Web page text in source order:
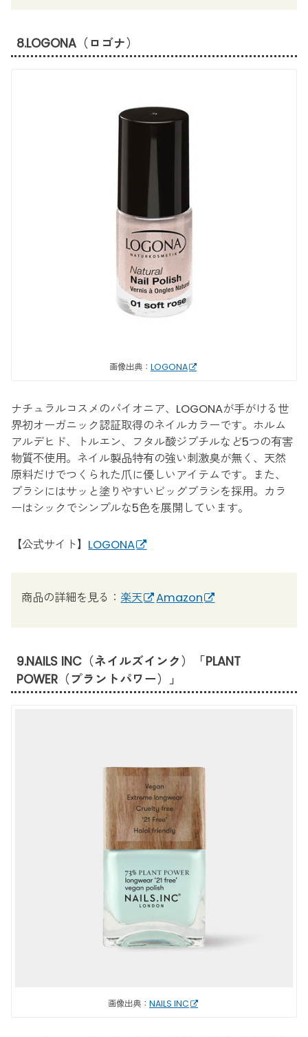
8.LOGONA（ロゴナ）
画像出典： LOGONA
ナチュラルコスメのパイオニア、LOGONAが手がける世
界初オーガニック認証取得のネイルカラーです。ホルム
アルデヒド、トルエン、フタル酸ジブチルなど5つの有害
物質不使用。ネイル製品特有の強い刺激臭が無く、天然
原料だけでつくられた爪に優しいアイテムです。また、
ブラシにはサッと塗りやすいビッグブラシを採用。カラ
ーはシックでシンプルな5色を展開しています。
【公式サイト】 LOGONA
商品の詳細を見る： 楽天 Amazon
9.NAILS INC（ネイルズインク）「PLANT
POWER（プラントパワー）」
画像出典： NAILS INC